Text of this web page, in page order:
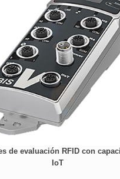
de evaluación RFID con
IoT